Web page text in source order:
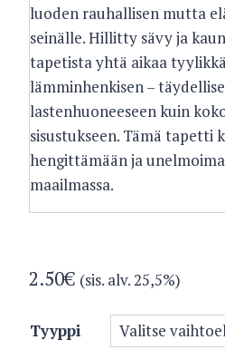
luoden rauhallisen mutta
seinälle. Hillitty sävy ja
tapetista yhtä aikaa
lämminhenkisen –
lastenhuoneeseen kuin
sisustukseen. Tämä tapetti
hengittämään ja
maailmassa.
2.50€ (sis. alv. 25,5%)
Tyyppi